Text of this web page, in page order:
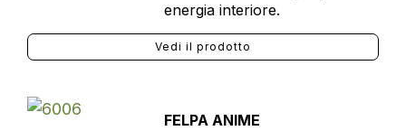
energia interiore.
Vedi il prodotto
FELPA ANIME